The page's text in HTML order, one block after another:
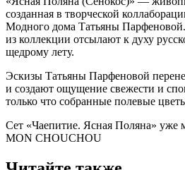
созданная в творческой
Модного дома Татьяны
из коллекции отсылают к духу
щедрому лету.
Эскизы Татьяны Парфеновой
и создают ощущение свежести и
только что собранные полевые
Сет «Чаепитие. Ясная Поляна» уже
MON CHOUCHOU